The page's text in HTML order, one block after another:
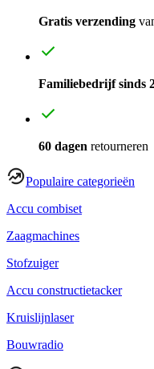
Gratis verzending
Familiebedrijf sinds
60 dagen retourneren
Populaire categorieën
Accu combiset
Zaagmachines
Stofzuiger
Accu constructietacker
Kruislijnlaser
Bouwradio